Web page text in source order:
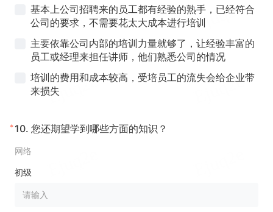
基本上公司招聘来的员工都有经验的熟手，已经符合
公司的要求，不需要花太大成本进行培训
主要依靠公司内部的培训力量就够了，让经验丰富的
员工或经理来担任讲师，他们熟悉公司的情况
培训的费用和成本较高，受培员工的流失会给企业带
来损失
* 10. 您还期望学到哪些方面的知识？
网络
初级